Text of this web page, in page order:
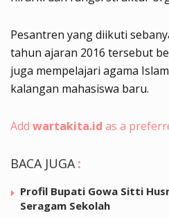
Pesantren yang diikuti
tahun ajaran 2016 tersebut
juga mempelajari agama
kalangan mahasiswa baru.
Add wartakita.id as a
BACA JUGA :
Profil Bupati Gowa Sitti
Seragam Sekolah